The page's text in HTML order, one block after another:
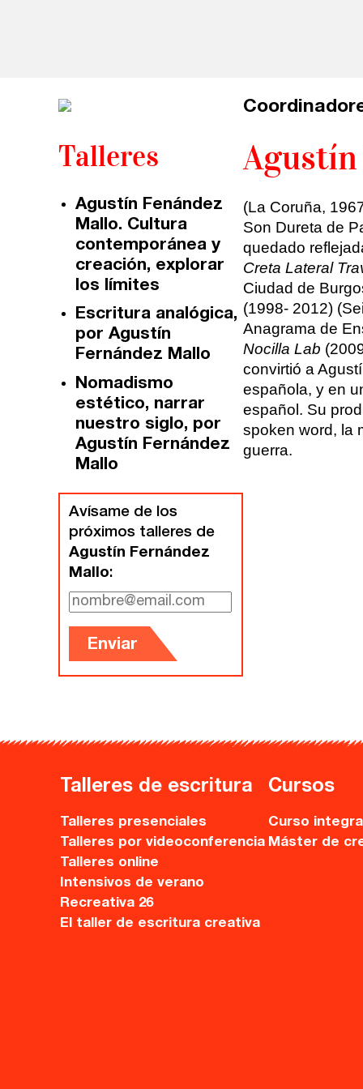
Santander
Las Palmas
Curso integral de narrativa
Máster de creación poética
fuentetaja
Quiénes somos
Nuestra filosofía
Nuestro equipo
Coordinadores
Comunidad
Club de Escritura
Concursos
Recursos
Asesoría y Corrección
Tutorías
Directorios
(La Coruña,
Son Dureta de
quedado
Creta Lateral
Ciudad de
(1998- 2012)
Anagrama de
Nocilla Lab
convirtió a
española, y en
español. Su
spoken word, la
guerra.
Talleres
Agustín Fenández
Mallo. Cultura
contemporánea y
creación, explorar
los límites
Escritura analógica,
por Agustín
Fernández Mallo
Nomadismo
estético, narrar
nuestro siglo, por
Agustín Fernández
Mallo
Avísame de los
próximos talleres de
Agustín Fernández
Mallo:
Enviar
Talleres de escritura
Talleres presenciales
Talleres por videoconferencia
Talleres online
Intensivos de verano
Recreativa 26
El taller de escritura creativa
Cursos
Curso
Máster de